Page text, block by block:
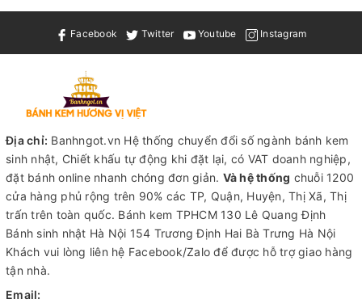
Facebook Twitter Youtube Instagram
Địa chỉ: Banhngot.vn Hệ thống chuyển đổi số ngành bánh kem
sinh nhật, Chiết khấu tự động khi đặt lại, có VAT doanh nghiệp,
đặt bánh online nhanh chóng đơn giản. Và hệ thống chuỗi 1200
cửa hàng phủ rộng trên 90% các TP, Quận, Huyện, Thị Xã, Thị
trấn trên toàn quốc. Bánh kem TPHCM130 Lê Quang Định
Bánh sinh nhật Hà Nội 154 Trương Định Hai Bà Trưng Hà Nội
Khách vui lòng liên hệ Facebook/Zalo để được hỗ trợ giao hàng
tận nhà.
Email: